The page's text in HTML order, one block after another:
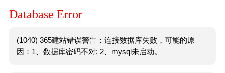
Database Error
(1040) 365建站错误警告：连接数据库失败，可能的原
因：1、数据库密码不对; 2、mysql未启动。